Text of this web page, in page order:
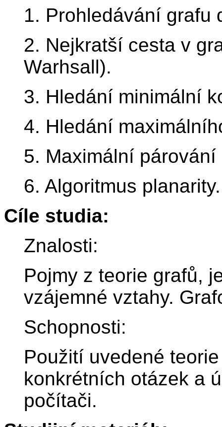
1. Prohledávání grafu
2. Nejkratší cesta v
Warhsall).
3. Hledání minimální
4. Hledání
5. Maximální
6. Algoritmus planarity.
Cíle studia:
Znalosti:
Pojmy z teorie grafů,
vzájemné vztahy.
Schopnosti:
Použití uvedené
konkrétních otázek a
počítači.